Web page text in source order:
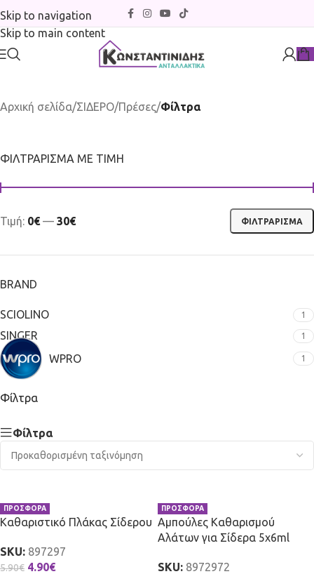
Skip to navigation
Skip to main content
Αρχική σελίδα/ΣΙΔΕΡΟ/Πρέσες/Φίλτρα
ΦΙΛΤΡΆΡΙΣΜΑ ΜΕ ΤΙΜΉ
ΦΙΛΤΡΆΡΙΣΜΑ
Τιμή: 0€ — 30€
BRAND
SCIOLINO 1
SINGER 1
WPRO 1
Φίλτρα
Φίλτρα
ΠΡΟΣΦΟΡΑ
Καθαριστικό Πλάκας Σίδερου
SKU: 897297
5.90€ 4.90€
ΠΡΟΣΦΟΡΑ
Αμπούλες Καθαρισμού
Αλάτων για Σίδερα 5x6ml
SKU: 8972972